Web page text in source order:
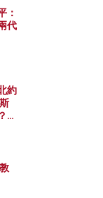
：
代
約
中
戰